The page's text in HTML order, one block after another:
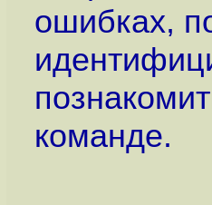
ошибках,
команде.